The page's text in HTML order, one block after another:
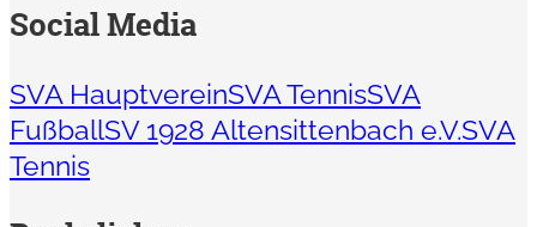
Social Media
SVA HauptvereinSVA TennisSVA
FußballSV 1928 Altensittenbach e.V.SVA
Tennis